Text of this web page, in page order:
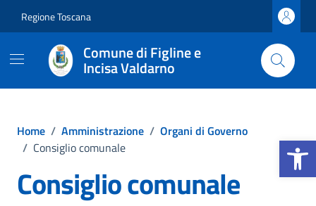
Apri la
Regione Toscana
Comune di Figline e
Incisa Valdarno
Home / Amministrazione / Organi di Governo
/ Consiglio comunale
Consiglio comunale